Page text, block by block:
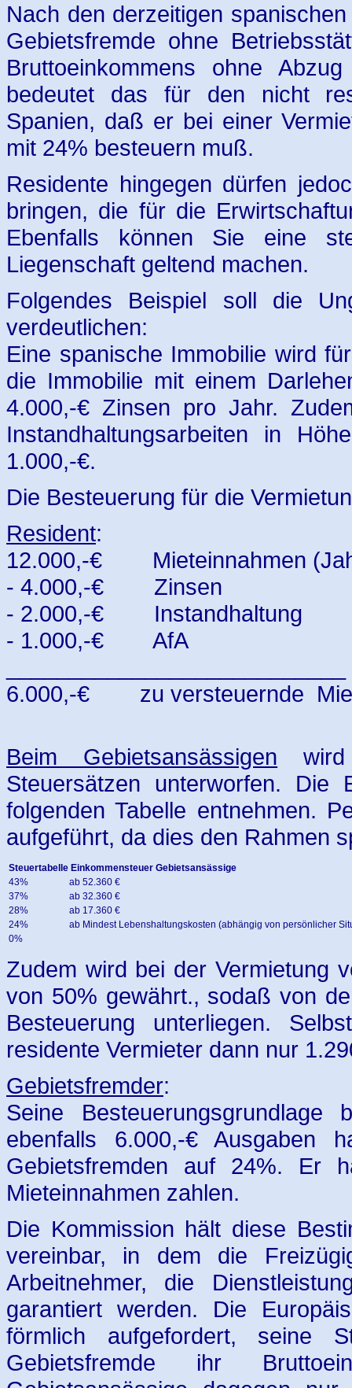
Nach den derzeitigen
Gebietsfremde ohne
Bruttoeinkommens ohne
bedeutet das für den nicht
Spanien, daß er bei einer
mit 24% besteuern muß.
Residente hingegen dürfen
bringen, die für die
Ebenfalls können Sie eine
Liegenschaft geltend machen.
Folgendes Beispiel soll die
verdeutlichen:
Eine spanische Immobilie wird
die Immobilie mit einem
4.000,-€ Zinsen pro Jahr.
Instandhaltungsarbeiten in
1.000,-€.
Die Besteuerung für die
Resident:
12.000,-€ Mieteinnahmen
- 4.000,-€ Zinsen
- 2.000,-€ Instandhaltung
- 1.000,-€ AfA
6.000,-€ zu versteuernde
Beim Gebietsansässigen wird
Steuersätzen unterworfen. Die
folgenden Tabelle entnehmen.
aufgeführt, da dies den Rahmen
Steuertabelle Einkommensteuer Gebietsansässige
43%
ab 52.360 €
37%
ab 32.360 €
28%
ab 17.360 €
24%
ab Mindest Lebenshaltungskosten (abhängig von persönlicher
0%
Zudem wird bei der Vermietung
von 50% gewährt., sodaß von
Besteuerung unterliegen.
residente Vermieter dann nur
Gebietsfremder:
Seine
ebenfalls 6.000,-€ Ausgaben
Gebietsfremden auf 24%. Er
Mieteinnahmen zahlen.
Die Kommission hält diese
vereinbar, in dem die
Arbeitnehmer, die
garantiert werden. Die
förmlich aufgefordert, seine
Gebietsfremde ihr